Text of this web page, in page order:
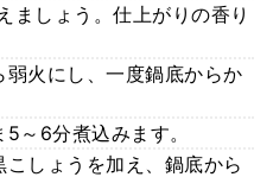
ましょう。仕上がりの香り
弱火にし、一度鍋底からか
～6分煮込みます。
こしょうを加え、鍋底から